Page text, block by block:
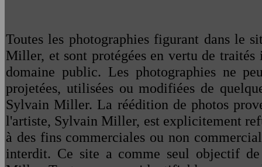
Toutes les photographies figurant dans le
Miller, et sont protégées en vertu de
domaine public. Les photographies ne
projetées, utilisées ou modifiées de
Sylvain Miller. La réédition de photos
l'artiste, Sylvain Miller, est explicitement
à des fins commerciales ou non
interdit. Ce site a comme seul objectif